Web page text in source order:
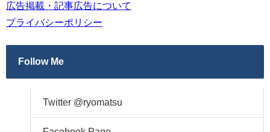
広告掲載・記事広告について
プライバシーポリシー
Follow Me
Twitter @ryomatsu